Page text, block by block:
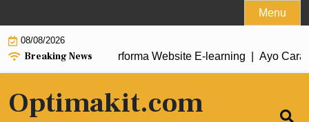
to
content
Menu
08/08/2026
Breaking News
Hosting untuk Performa Website E‑learning |Ayo Cara
Optimakit.com